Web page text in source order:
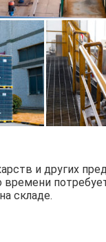
и других
складе.